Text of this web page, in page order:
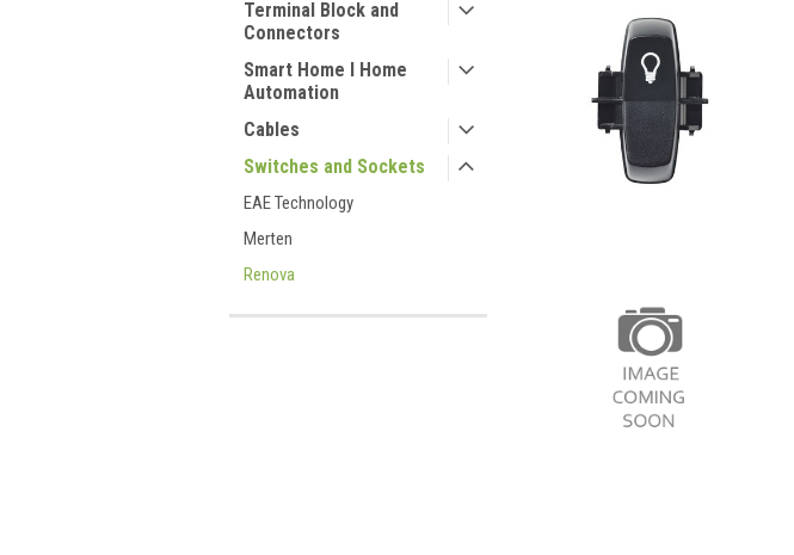
Terminal Block and
Connectors
Smart Home I Home
Automation
Cables
Switches and Sockets
EAE Technology
Merten
Renova